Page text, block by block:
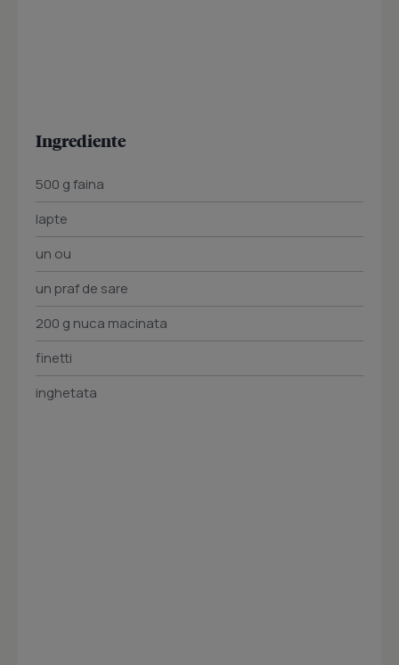
Ingrediente
500 g faina
lapte
un ou
un praf de sare
200 g nuca macinata
finetti
inghetata